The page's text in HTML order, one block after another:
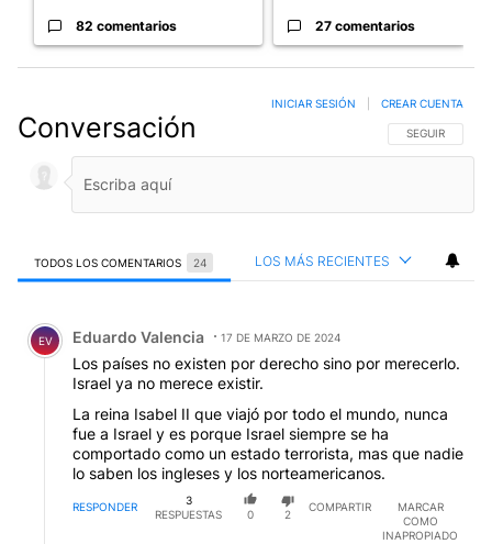
82 comentarios 27 comentarios
Conversación SIGA ESTA
SEGUIR
INICIAR SESIÓN CREAR CUENTA
TODOS LOS COMENTARIOS 24 LOS MÁS RECIENTES
Comentario de Eduardo Valencia.
EV Eduardo Valencia 17 DE MARZO DE 2024
Los países no existen por derecho sino por merecerlo.
Israel ya no merece existir.
La reina Isabel II que viajó por todo el mundo, nunca
fue a Israel y es porque Israel siempre se ha
comportado como un estado terrorista, mas que nadie
lo saben los ingleses y los norteamericanos.
RESPONDER
3
RESPUESTAS
0 2
COMPARTIR
MARCAR
COMO
INAPROPIADO